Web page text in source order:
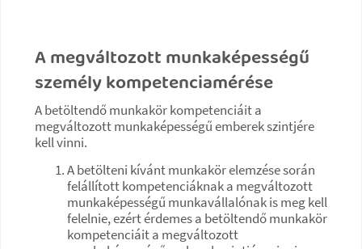
A megváltozott munkaképességű
személy kompetenciamérése
A betöltendő munkakör kompetenciáit a
megváltozott munkaképességű emberek szintjére
kell vinni.
A betölteni kívánt munkakör elemzése során
felállított kompetenciáknak a megváltozott
munkaképességű munkavállalónak is meg kell
felelnie, ezért érdemes a betöltendő munkakör
kompetenciáit a megváltozott